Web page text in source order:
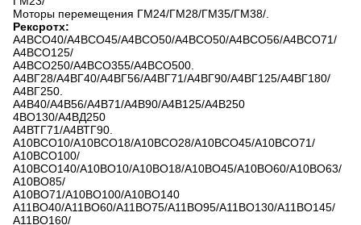
Моторы перемещения ГМ24/ГМ28/ГМ35/ГМ38/.
Рексротх:
А4ВСО40/А4ВСО45/А4ВСО50/А4ВСО50/А4ВСО56/А4ВСО71/
А4ВСО125/
А4ВСО250/А4ВСО355/А4ВСО500.
А4ВГ28/А4ВГ40/А4ВГ56/А4ВГ71/А4ВГ90/А4ВГ125/А4ВГ180/
А4ВГ250.
А4В40/А4В56/А4В71/А4В90/А4В125/А4В250
4ВО130/А4ВД250
А4ВТГ71/А4ВТГ90.
А10ВСО10/А10ВСО18/А10ВСО28/А10ВСО45/А10ВСО71/
А10ВСО100/
А10ВСО140/А10ВО10/А10ВО18/А10ВО45/А10ВО60/А10ВО63/
А10ВО85/
А10ВО71/А10ВО100/А10ВО140
А11ВО40/А11ВО60/А11ВО75/А11ВО95/А11ВО130/А11ВО145/
А11ВО160/